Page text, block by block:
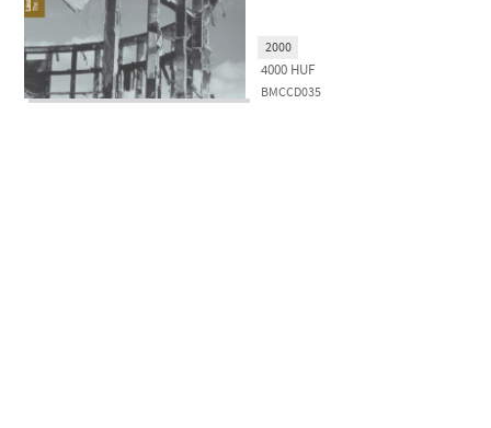
4000 HUF
BMCCD035
2000